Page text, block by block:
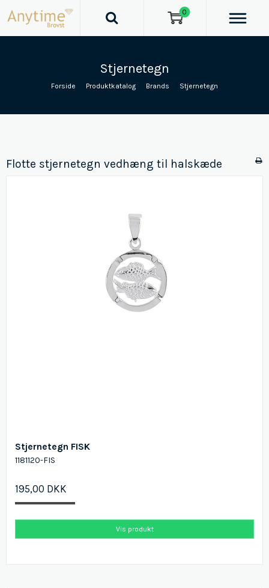
Stjernetegn
Forside Produktkatalog Brands Stjernetegn
Flotte stjernetegn vedhæng til halskæde
Stjernetegn FISK
1181120-FIS
195,00 DKK
Vis produkt
0